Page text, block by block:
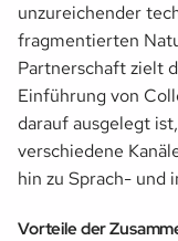
unzureichender
fragmentierten
Partnerschaft zielt
Einführung von
darauf ausgelegt
verschiedene
hin zu Sprach- und
Vorteile der